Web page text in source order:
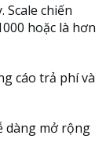
Scale chiến
hoặc là hơn
cáo trả phí và
dàng mở rộng